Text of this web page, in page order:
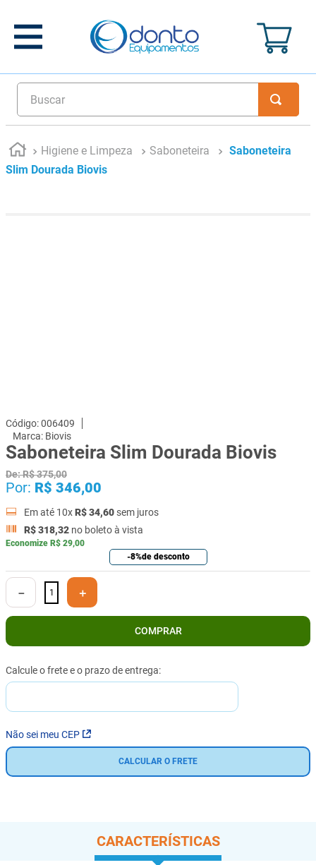
Buscar
Higiene e Limpeza Saboneteira
Saboneteira
Slim Dourada Biovis
006409
Biovis
Saboneteira Slim Dourada Biovis
De:R$375,00
Por: R$ 346,00
Em até 10xR$34,60 sem juros
R$318,32 no boleto à vista
Economize R$ 29,00
-8%de desconto
＋
－
COMPRAR
Não sei meu CEP
CALCULAR O FRETE
CARACTERÍSTICAS